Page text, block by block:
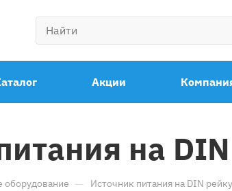
Акции
на
оборудование — Источник питания на DIN рейку